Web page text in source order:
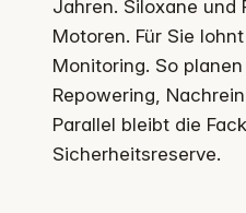
Jahren. Siloxane und
Motoren. Für Sie
Monitoring. So
Repowering,
Parallel bleibt die
Sicherheitsreserve.